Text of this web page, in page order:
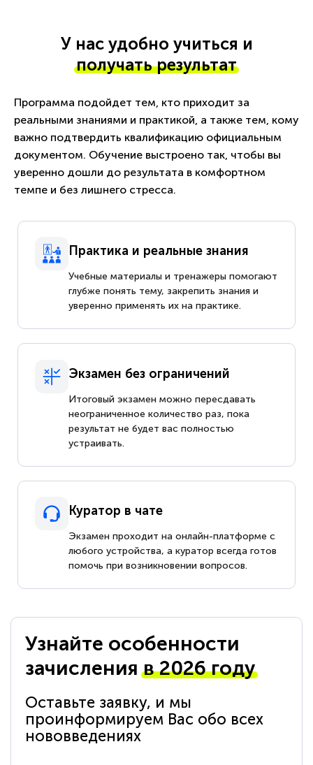
У нас удобно учиться и
получать результат
Программа подойдет тем, кто приходит за
реальными знаниями и практикой, а также тем, кому
важно подтвердить квалификацию официальным
документом. Обучение выстроено так, чтобы вы
уверенно дошли до результата в комфортном
темпе и без лишнего стресса.
Практика и реальные знания
Учебные материалы и тренажеры помогают
глубже понять тему, закрепить знания и
уверенно применять их на практике.
Экзамен без ограничений
Итоговый экзамен можно пересдавать
неограниченное количество раз, пока
результат не будет вас полностью
устраивать.
Куратор в чате
Экзамен проходит на онлайн-платформе с
любого устройства, а куратор всегда готов
помочь при возникновении вопросов.
Узнайте особенности
зачисленияв 2026 году
Оставьте заявку, и мы
проинформируем Вас обо всех
нововведениях